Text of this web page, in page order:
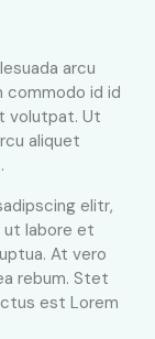
arcu
commodo id id
volutpat. Ut
aliquet
elitr,
ut labore et
At vero
rebum. Stet
est Lorem